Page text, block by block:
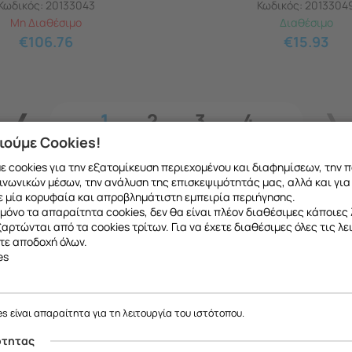
20133043
Μη Διαθέσιμο
€106.76
Κωδικός:
Διαθέσιμο
€15.93
1 2 3 4
ανταλλακτικό που θέλετε μπορείτε να
μιλήσετε με εξειδικευμένο συνεργάτη
Cookies!
cookies για την εξατομίκευση περιεχομένου και διαφημίσεων, την
μέσων, την ανάλυση της επισκεψιμότητάς μας, αλλά και
κορυφαία και απροβλημάτιστη εμπειρία περιήγησης.
τα απαραίτητα cookies, δεν θα είναι πλέον διαθέσιμες κάποιες
από τα cookies τρίτων. Για να έχετε διαθέσιμες όλες τις
αποδοχή όλων.
είναι απαραίτητα για τη λειτουργία του ιστότοπου.
να σας ενημερώσουμε ότι η επιχείρησή μας θα παραμείνει κλειστή
έως και 18/08, λόγω καλοκαιρινών διακοπών.
Θα είμαστε ξανά κοντά σας από19/08.